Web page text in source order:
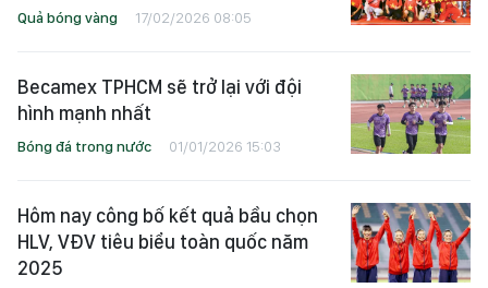
Quả bóng vàng 17/02/2026 08:05
Becamex TPHCM sẽ trở lại với đội
hình mạnh nhất
Bóng đá trong nước 01/01/2026 15:03
Hôm nay công bố kết quả bầu chọn
HLV, VĐV tiêu biểu toàn quốc năm
2025